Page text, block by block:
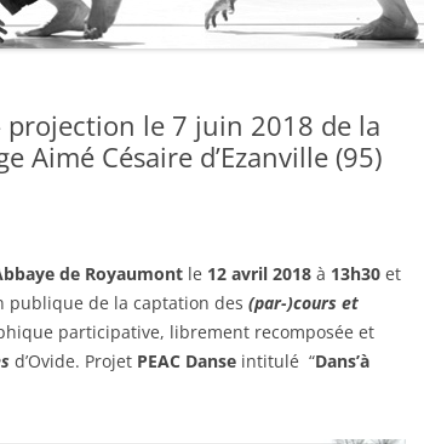
le 7 juin 2018 de la
Aimé Césaire d’Ezanville (95)
de Royaumont le 12 avril 2018 à 13h30 et
publique de la captation des (par-)cours et
participative, librement recomposée et
d’Ovide. Projet PEAC Danse intitulé “Dans’à